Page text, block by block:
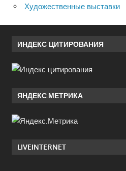
Художественные выставки
ИНДЕКС ЦИТИРОВАНИЯ
ЯНДЕКС.МЕТРИКА
LIVEINTERNET